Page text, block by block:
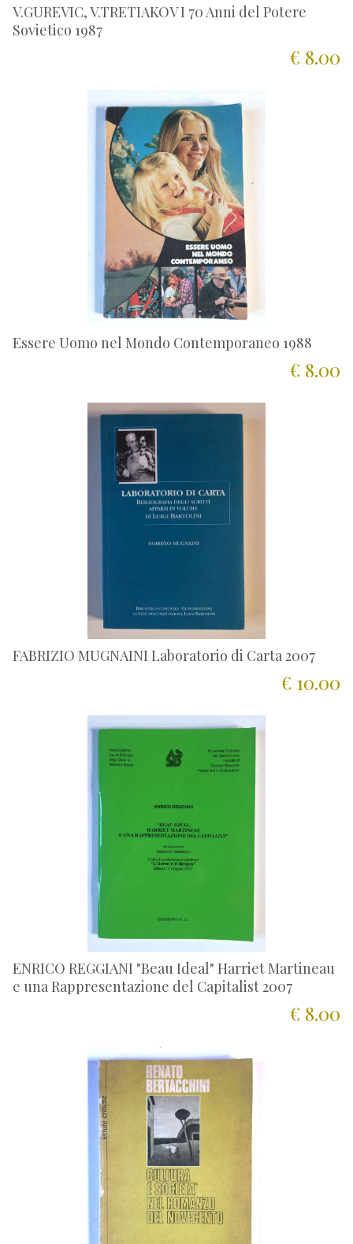
V.GUREVIC, V.TRETIAKOV I 70 Anni del Potere
Sovietico 1987
€ 8.00
Essere Uomo nel Mondo Contemporaneo 1988
€ 8.00
FABRIZIO MUGNAINI Laboratorio di Carta 2007
€ 10.00
ENRICO REGGIANI "Beau Ideal" Harriet Martineau
e una Rappresentazione del Capitalist 2007
€ 8.00